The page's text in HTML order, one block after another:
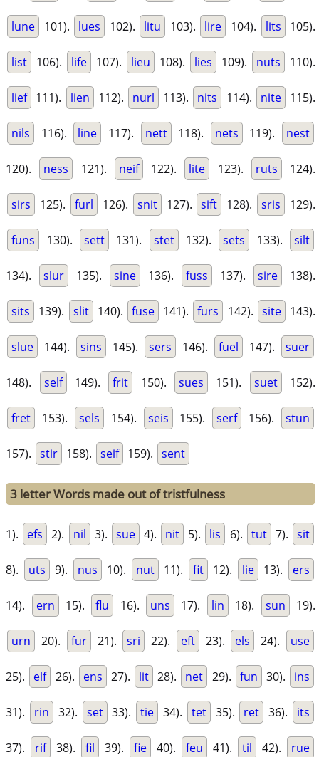
lune 101). lues 102). litu 103). lire 104). lits 105).
list 106). life 107). lieu 108). lies 109). nuts 110).
lief 111). lien 112). nurl 113). nits 114). nite 115).
nils 116). line 117). nett 118). nets 119). nest
120). ness 121). neif 122). lite 123). ruts 124).
sirs 125). furl 126). snit 127). sift 128). sris 129).
funs 130). sett 131). stet 132). sets 133). silt
134). slur 135). sine 136). fuss 137). sire 138).
sits 139). slit 140). fuse 141). furs 142). site 143).
slue 144). sins 145). sers 146). fuel 147). suer
148). self 149). frit 150). sues 151). suet 152).
fret 153). sels 154). seis 155). serf 156). stun
157). stir 158). seif 159). sent
3 letter Words made out of tristfulness
1). efs 2). nil 3). sue 4). nit 5). lis 6). tut 7). sit
8). uts 9). nus 10). nut 11). fit 12). lie 13). ers
14). ern 15). flu 16). uns 17). lin 18). sun 19).
urn 20). fur 21). sri 22). eft 23). els 24). use
25). elf 26). ens 27). lit 28). net 29). fun 30). ins
31). rin 32). set 33). tie 34). tet 35). ret 36). its
37). rif 38). fil 39). fie 40). feu 41). til 42). rue